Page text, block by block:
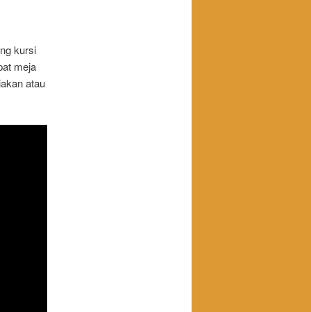
kursi
meja
atau